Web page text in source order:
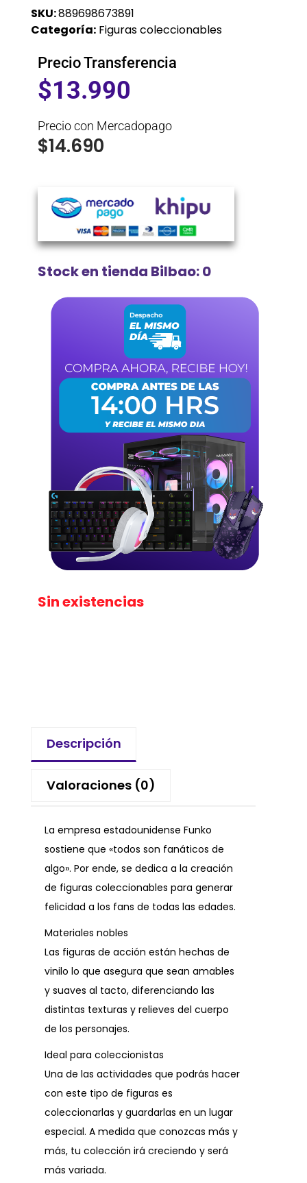
SKU:889698673891
Categoría: Figuras coleccionables
Precio Transferencia
$13.990
Precio con Mercadopago
$14.690
Stock en tienda Bilbao: 0
Sin existencias
Descripción
Valoraciones (0)
La empresa estadounidense Funko
sostiene que «todos son fanáticos de
algo». Por ende, se dedica a la creación
de figuras coleccionables para generar
felicidad a los fans de todas las edades.
Materiales nobles
Las figuras de acción están hechas de
vinilo lo que asegura que sean amables
y suaves al tacto, diferenciando las
distintas texturas y relieves del cuerpo
de los personajes.
Ideal para coleccionistas
Una de las actividades que podrás hacer
con este tipo de figuras es
coleccionarlas y guardarlas en un lugar
especial. A medida que conozcas más y
más, tu colección irá creciendo y será
más variada.